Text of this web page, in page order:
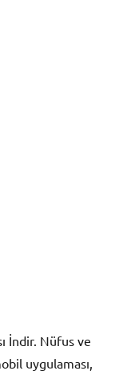
İndir. Nüfus ve
uygulaması,